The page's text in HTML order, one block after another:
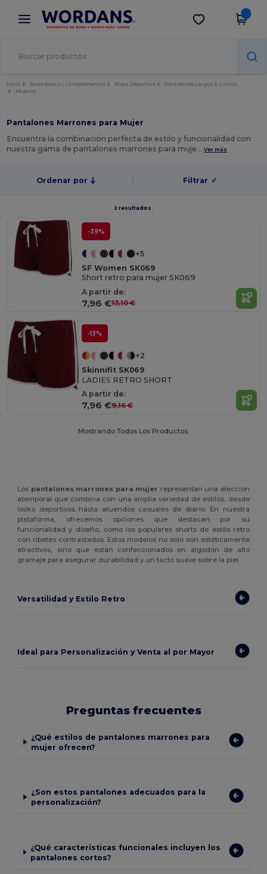
× App de Wordans
¡Mejores precios en app!
Descargar app
Inicio Ropa básica | Complementos Ropa Deportiva
Pantalones Largos & Cortos
Mujeres
Pantalones Marrones para Mujer
Encuentra la combinación perfecta de estilo y funcionalidad con
nuestra gama de pantalones marrones para muje…Ver más
Ordenar por Filtrar ✓
2 resultados.
-39%
+5
SF Women SK069
Short retro para mujer SK069
A partir de:
7,96 €13,10 €
-13%
+2
Skinnifit SK069
LADIES RETRO SHORT
A partir de:
7,96 €9,16 €
Mostrando Todos Los Productos.
Los pantalones marrones para mujer representan una elección
atemporal que combina con una amplia variedad de estilos, desde
looks deportivos hasta atuendos casuales de diario. En nuestra
plataforma, ofrecemos opciones que destacan por su
funcionalidad y diseño, como los populares shorts de estilo retro
con ribetes contrastados. Estos modelos no solo son estéticamente
atractivos, sino que están confeccionados en algodón de alto
gramaje para asegurar durabilidad y un tacto suave sobre la piel.
Versatilidad y Estilo Retro
Ideal para Personalización y Venta al por Mayor
Preguntas frecuentes
¿Qué estilos de pantalones marrones para
mujer ofrecen?
¿Son estos pantalones adecuados para la
personalización?
¿Qué características funcionales incluyen los
pantalones cortos?